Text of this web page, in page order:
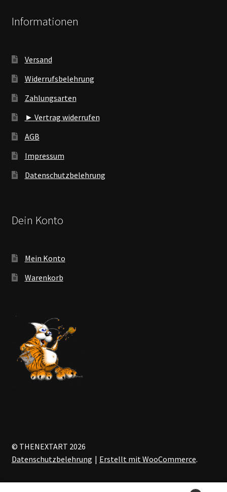
Informationen
Versand
Widerrufsbelehrung
Zahlungsarten
► Vertrag widerrufen
AGB
Impressum
Datenschutzbelehrung
Dein Konto
Mein Konto
Warenkorb
© THENEXTART 2026
Datenschutzbelehrung
Erstellt mit WooCommerce.